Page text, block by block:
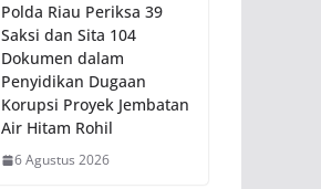
Polda Riau Periksa 39
Saksi dan Sita 104
Dokumen dalam
Penyidikan Dugaan
Korupsi Proyek Jembatan
Air Hitam Rohil
6 Agustus 2026